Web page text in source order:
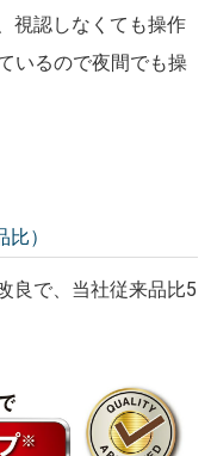
視認しなくても操作
いるので夜間でも操
）
良で、当社従来品比5